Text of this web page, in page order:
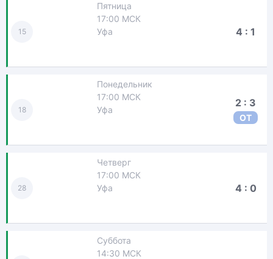
15
Пятница
17:00 МСК
Уфа
4 : 1
18
Понедельник
17:00 МСК
Уфа
2 : 3
ОТ
28
Четверг
17:00 МСК
Уфа
4 : 0
Суббота
14:30 МСК